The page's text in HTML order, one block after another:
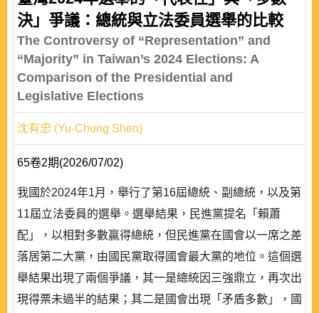
決」爭議：總統與立法委員選舉的比較
The Controversy of “Representation” and
“Majority” in Taiwan’s 2024 Elections: A
Comparison of the Presidential and
Legislative Elections
沈有忠 (Yu-Chung Shen)
65卷2期(2026/07/02)
我國於2024年1月，舉行了第16屆總統、副總統，以及第
11屆立法委員的選舉。選舉結果，民進黨提名「賴蕭
配」，以相對多數贏得總統，但民進黨在國會以一席之差
落居第二大黨，由國民黨取得國會最大黨的地位。這個選
舉結果出現了兩個爭議，其一是總統因三強鼎立，再次出
現得票未過半的結果；其二是國會出現「矛盾多數」，國